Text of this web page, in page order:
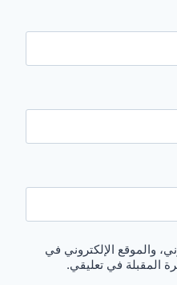
والموقع الإلكتروني في
المقبلة في تعليقي.